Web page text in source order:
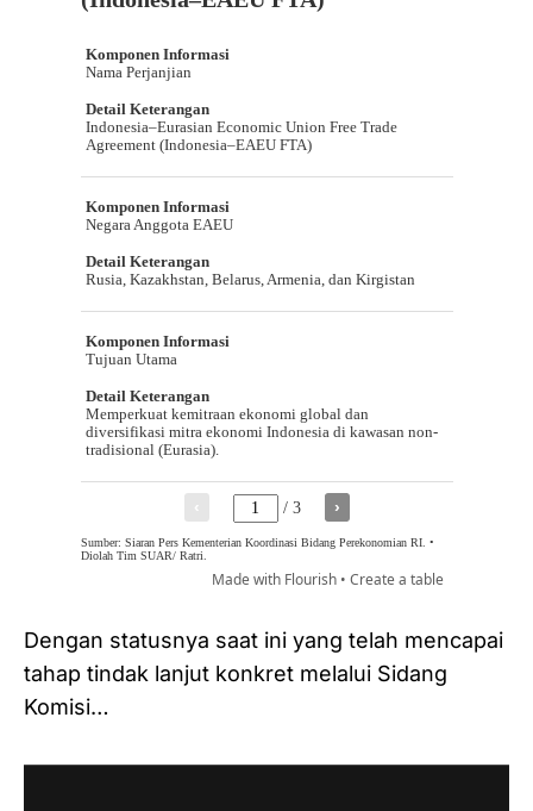
Dengan statusnya saat ini yang telah mencapai
tahap tindak lanjut konkret melalui Sidang
Komisi…